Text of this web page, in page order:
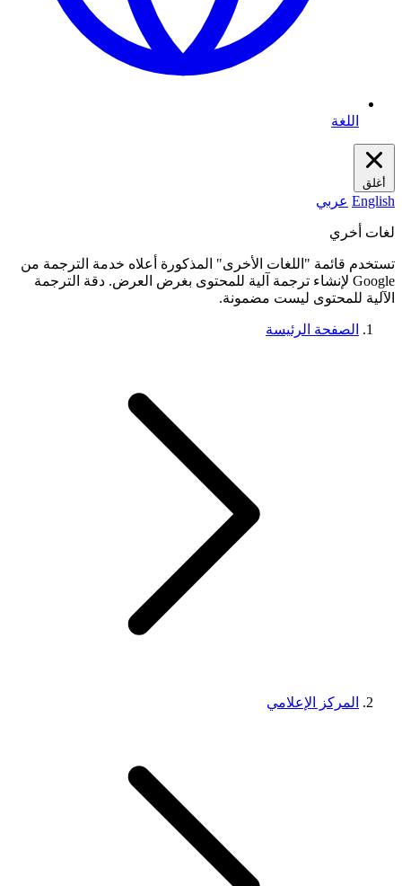
اللغة
أغلق
English عربي
لغات أخري
تستخدم قائمة "اللغات الأخرى" المذكورة أعلاه خدمة الترجمة من
Google لإنشاء ترجمة آلية للمحتوى بغرض العرض. دقة الترجمة
الآلية للمحتوى ليست مضمونة.
الصفحة الرئيسة
المركز الإعلامي